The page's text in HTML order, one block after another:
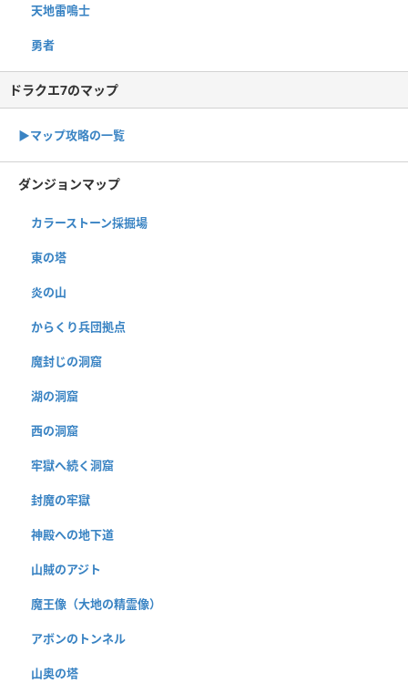
天地雷鳴士
勇者
ドラクエ7のマップ
▶︎マップ攻略の一覧
ダンジョンマップ
カラーストーン採掘場
東の塔
炎の山
からくり兵団拠点
魔封じの洞窟
湖の洞窟
西の洞窟
牢獄へ続く洞窟
封魔の牢獄
神殿への地下道
山賊のアジト
魔王像（大地の精霊像）
アボンのトンネル
山奥の塔